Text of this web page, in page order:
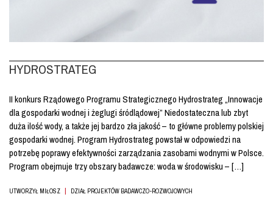
HYDROSTRATEG
II konkurs Rządowego Programu Strategicznego Hydrostrateg „Innowacje
dla gospodarki wodnej i żeglugi śródlądowej” Niedostateczna lub zbyt
duża ilość wody, a także jej bardzo zła jakość – to główne problemy polskiej
gospodarki wodnej. Program Hydrostrateg powstał w odpowiedzi na
potrzebę poprawy efektywności zarządzania zasobami wodnymi w Polsce.
Program obejmuje trzy obszary badawcze: woda w środowisku – […]
UTWORZYŁ MIŁOSZ | DZIAŁ PROJEKTÓW BADAWCZO-ROZWOJOWYCH